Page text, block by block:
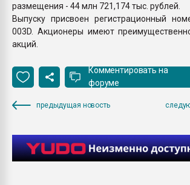
размещения - 44 млн 721,174 тыс. рублей.
Выпуску присвоен регистрационный
003D. Акционеры имеют
акций.
Комментировать на
форуме
предыдущая новость